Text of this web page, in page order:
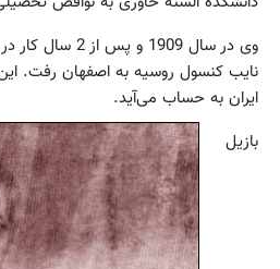
وی در سال 1909 و
نایب کنسول روسیه به اصفهان رفت.
ایران به حساب می‌آید.
بازیل